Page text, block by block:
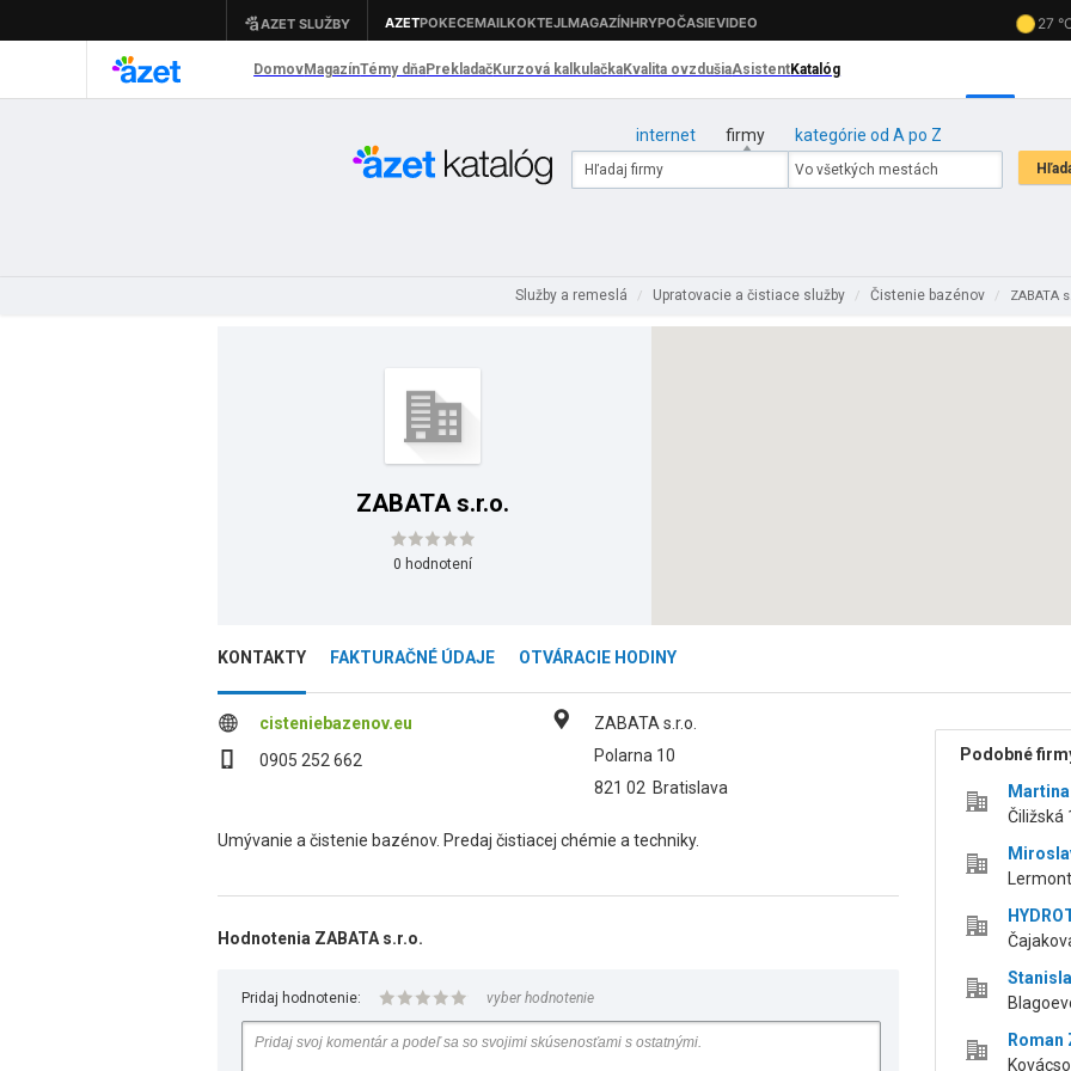
internet firmy kategórie od A po Z
Služby a remeslá / Upratovacie a čistiace služby / Čistenie bazénov / ZABATA
ZABATA s.r.o.
0 hodnotení
KONTAKTY FAKTURAČNÉ ÚDAJE OTVÁRACIE HODINY
cisteniebazenov.eu
0905 252 662
ZABATA s.r.o.
Polarna 10
821 02 Bratislava
Umývanie a čistenie bazénov. Predaj čistiacej chémie a techniky.
Hodnotenia ZABATA s.r.o.
Pridaj hodnotenie: vyber hodnotenie
Podobné
Martina
Čiližská